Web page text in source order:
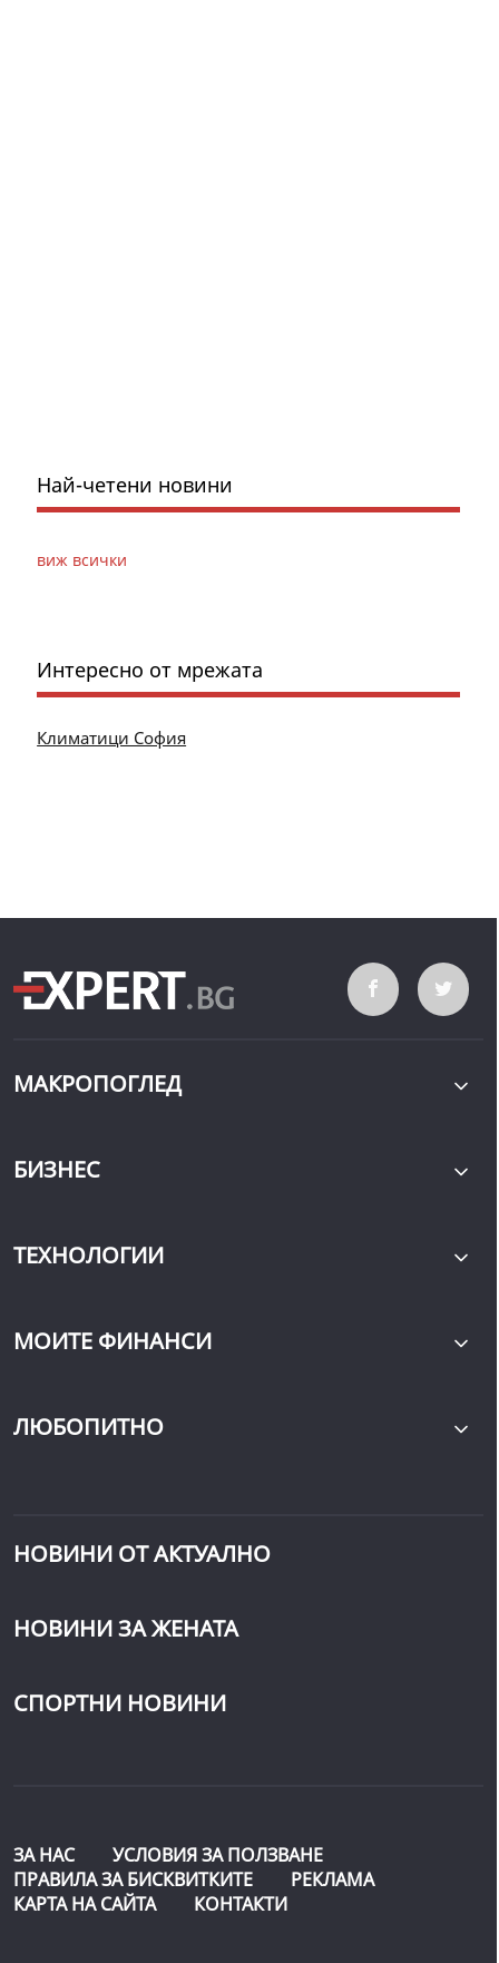
Най-четени новини
виж всички
Интересно от мрежата
Климатици София
МАКРОПОГЛЕД
БИЗНЕС
ТЕХНОЛОГИИ
МОИТЕ ФИНАНСИ
ЛЮБОПИТНО
НОВИНИ ОТ АКТУАЛНО
НОВИНИ ЗА ЖЕНАТА
СПОРТНИ НОВИНИ
ЗА НАС
УСЛОВИЯ ЗА ПОЛЗВАНЕ
ПРАВИЛА ЗА БИСКВИТКИТЕ
РЕКЛАМА
КАРТА НА САЙТА
КОНТАКТИ